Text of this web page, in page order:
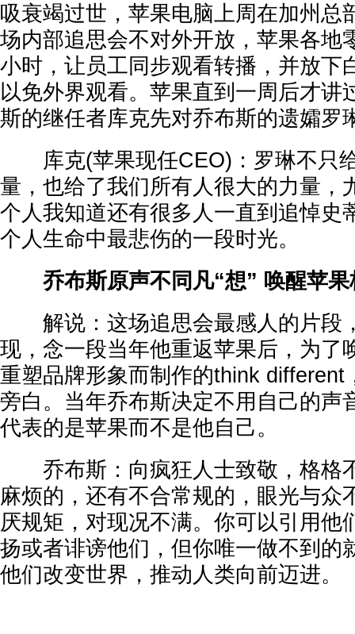
吸衰竭过世，苹果电脑上周在加州总
场内部追思会不对外开放，苹果各地
小时，让员工同步观看转播，并放下
以免外界观看。苹果直到一周后才讲
斯的继任者库克先对乔布斯的遗孀罗
库克(苹果现任CEO)：罗琳不只
量，也给了我们所有人很大的力量，
个人我知道还有很多人一直到追悼史
个人生命中最悲伤的一段时光。
乔布斯原声不同凡“想” 唤醒苹果
解说：这场追思会最感人的片段
现，念一段当年他重返苹果后，为了
重塑品牌形象而制作的think different
旁白。当年乔布斯决定不用自己的声
代表的是苹果而不是他自己。
乔布斯：向疯狂人士致敬，格格
麻烦的，还有不合常规的，眼光与众
厌规矩，对现况不满。你可以引用他
扬或者诽谤他们，但你唯一做不到的
他们改变世界，推动人类向前迈进。